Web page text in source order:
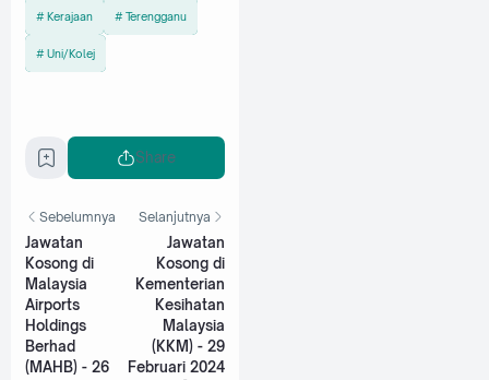
Kerajaan Terengganu
Uni/Kolej
Share
Sebelumnya
Jawatan
Kosong di
Malaysia
Airports
Holdings
Berhad
(MAHB) - 26
Selanjutnya
Jawatan
Kosong di
Kementerian
Kesihatan
Malaysia
(KKM) - 29
Februari 2024